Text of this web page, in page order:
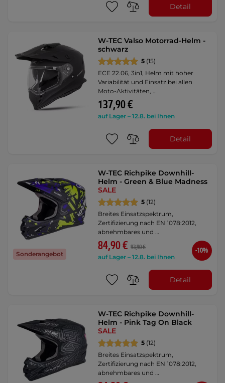
Detail
W-TEC Valso Motorrad-Helm -
schwarz
5 (15)
ECE 22.06, 3in1, Helm mit hoher
Variabilität und Einsatz bei allen
Moto-Aktivitäten, …
137,90 €
auf Lager – 12.8. bei Ihnen
Detail
Sonderangebot
W-TEC Richpike Downhill-
Helm - Green & Blue Madness
SALE
5 (12)
Breites Einsatzspektrum,
Zertifizierung nach EN 1078:2012,
abnehmbares und …
84,90 € 93,90 €
auf Lager – 12.8. bei Ihnen
-10%
Detail
W-TEC Richpike Downhill-
Helm - Pink Tag On Black
SALE
5 (12)
Breites Einsatzspektrum,
Zertifizierung nach EN 1078:2012,
abnehmbares und …